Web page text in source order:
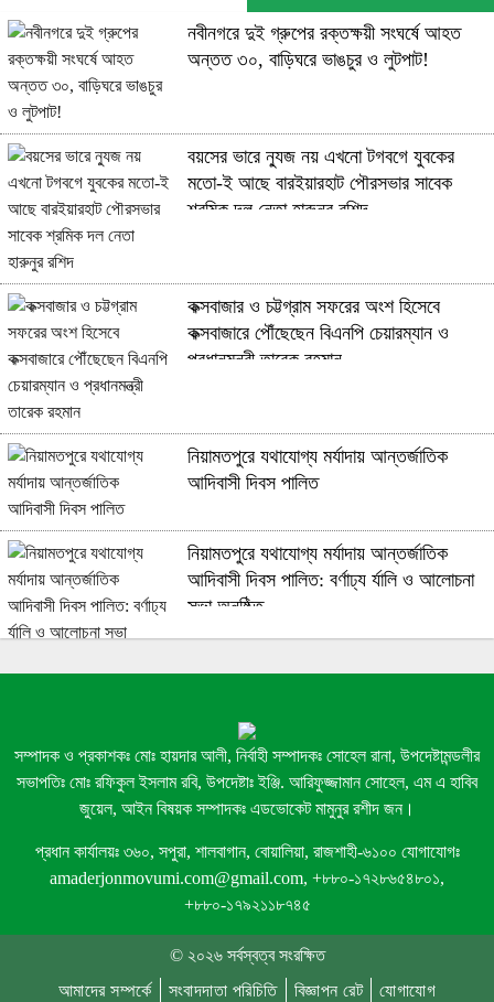
নবীনগরে দুই গ্রুপের রক্তক্ষয়ী সংঘর্ষে আহত
অন্তত ৩০, বাড়িঘরে ভাঙচুর ও লুটপাট!
বয়সের ভারে ন্যুজ নয় এখনো টগবগে যুবকের
মতো-ই আছে বারইয়ারহাট পৌরসভার সাবেক
শ্রমিক দল নেতা হারুনুর রশিদ
কক্সবাজার ও চট্টগ্রাম সফরের অংশ হিসেবে
কক্সবাজারে পৌঁছেছেন বিএনপি চেয়ারম্যান ও
প্রধানমন্ত্রী তারেক রহমান
নিয়ামতপুরে যথাযোগ্য মর্যাদায় আন্তর্জাতিক
আদিবাসী দিবস পালিত
নিয়ামতপুরে যথাযোগ্য মর্যাদায় আন্তর্জাতিক
আদিবাসী দিবস পালিত: বর্ণাঢ্য র্যালি ও আলোচনা
সভা অনুষ্ঠিত
টাকা নেওয়ার অভিযোগ, গ্রেপ্তার ২
ক্ষেতলালে কাইয়ুম ডেন্টাল কেয়ারে রোগীকে চিকিৎসা
দিচ্ছেন ভুয়া চিকিৎসক
বিদ্যুৎস্পৃষ্টে কিশোরের মৃত্যু
সম্পাদক ও প্রকাশকঃ মোঃ হায়দার আলী, নির্বাহী সম্পাদকঃ সোহেল রানা, উপদেষ্টামন্ডলীর
সভাপতিঃ মোঃ রফিকুল ইসলাম রবি, উপদেষ্টাঃ ইঞ্জি. আরিফুজ্জামান সোহেল, এম এ হাবিব
জুয়েল, আইন বিষয়ক সম্পাদকঃ এডভোকেট মামুনুর রশীদ জন।
প্রধান কার্যালয়ঃ ৩৬০, সপুরা, শালবাগান, বোয়ালিয়া, রাজশাহী-৬১০০ যোগাযোগঃ
amaderjonmovumi.com@gmail.com, +৮৮০-১৭২৮৬৫৪৮০১,
+৮৮০-১৭৯২১১৮৭৪৫
© ২০২৬ সর্বস্বত্ব সংরক্ষিত
আমাদের সম্পর্কে
সংবাদদাতা পরিচিতি বিজ্ঞাপন রেট যোগাযোগ